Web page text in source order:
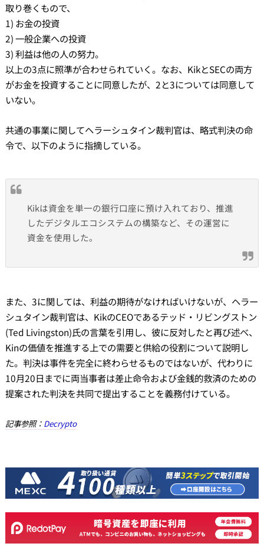
取り巻くもので、
1) お金の投資
2) 一般企業への投資
3) 利益は他の人の努力。
以上の3点に照準が合わせられていく。なお、KikとSECの両方
がお金を投資することに同意したが、2と3については同意して
いない。
共通の事業に関してヘラーシュタイン裁判官は、略式判決の命
令で、以下のように指摘している。
Kikは資金を単一の銀行口座に預け入れており、推進
したデジタルエコシステムの構築など、その運営に
資金を使用した。
また、3に関しては、利益の期待がなければいけないが、ヘラー
シュタイン裁判官は、KikのCEOであるテッド・リビングストン
(Ted Livingston)氏の言葉を引用し、彼に反対したと再び述べ、
Kinの価値を推進する上での需要と供給の役割について説明し
た。判決は事件を完全に終わらせるものではないが、代わりに
10月20日までに両当事者は差止命令および金銭的救済のための
提案された判決を共同で提出することを義務付けている。
記事参照： Decrypto